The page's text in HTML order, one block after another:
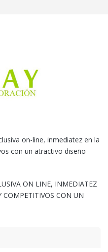
on-line, inmediatez en la
con un atractivo diseño
ON LINE, INMEDIATEZ
COMPETITIVOS CON UN